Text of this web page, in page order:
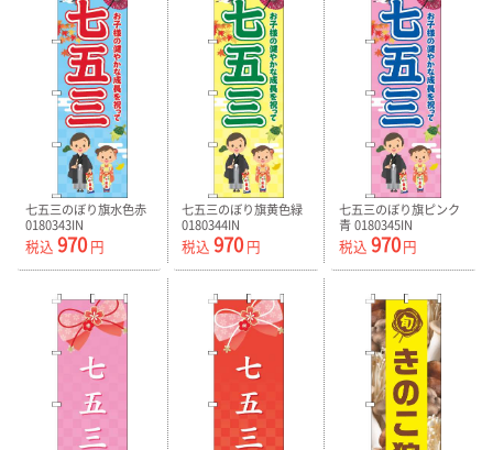
七五三のぼり旗水色赤
0180343IN
税込 970 円
七五三のぼり旗黄色緑
0180344IN
税込 970円
七五三のぼり旗ピンク
青 0180345IN
税込 970円